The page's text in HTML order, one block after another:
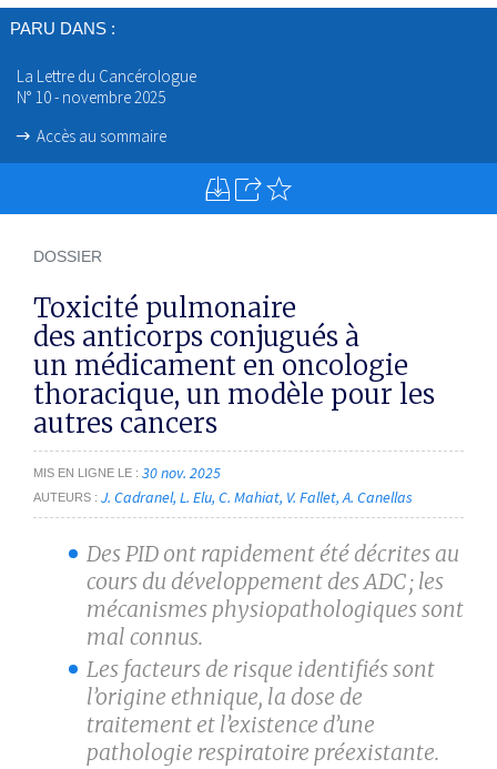
PARU DANS :
La Lettre du Cancérologue
N° 10 - novembre 2025
Accès au sommaire
DOSSIER
Toxicité pulmonaire
des anticorps conjugués à
un médicament en oncologie
thoracique, un modèle pour les
autres cancers
MIS EN LIGNE LE 30 nov. 2025
AUTEURS J. Cadranel L. Elu C. Mahiat V. Fallet A. Canellas
Des PID ont rapidement été décrites au
cours du développement des ADC ; les
mécanismes physiopathologiques sont
mal connus.
Les facteurs de risque identifiés sont
l’origine ethnique, la dose de
traitement et l’existence d’une
pathologie respiratoire préexistante.